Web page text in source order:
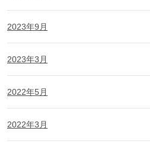
2023年9月
2023年3月
2022年5月
2022年3月